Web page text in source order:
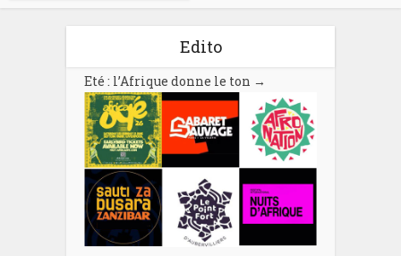
Edito
Eté : l’Afrique donne le ton →